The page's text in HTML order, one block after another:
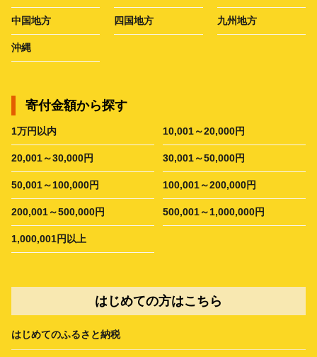
中国地方 四国地方 九州地方
沖縄
寄付金額から探す
1万円以内 10,001～20,000円
20,001～30,000円 30,001～50,000円
50,001～100,000円 100,001～200,000円
200,001～500,000円 500,001～1,000,000円
1,000,001円以上
はじめての方はこちら
はじめてのふるさと納税